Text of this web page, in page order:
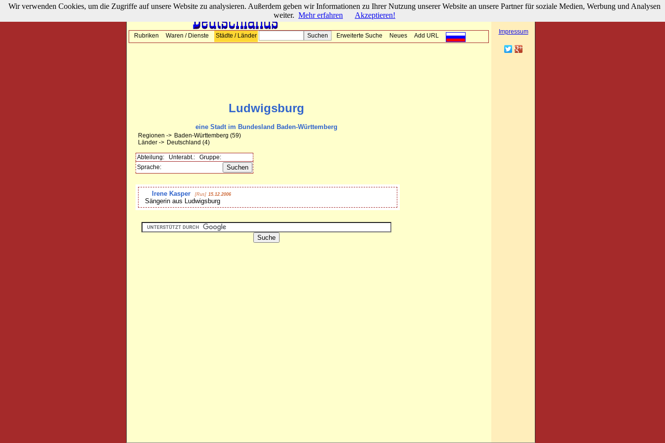
Rubriken Waren / Dienste Städte / Länder Erweiterte Suche Neues Add URL
Ludwigsburg
eine Stadt im Bundesland Baden-Württemberg
Regionen -> Baden-Württemberg (59)
Länder -> Deutschland (4)
Abteilung: Unterabt.:
Gruppe:
Sprache:
Irene Kasper [Rus] 15.12.2006
Sängerin aus Ludwigsburg
hier klicken
Impressum
Wir verwenden Cookies, um die Zugriffe auf unsere Website zu analysieren. Außerdem geben wir Informationen zu Ihrer Nutzung unserer Website an unsere Partner für soziale Medien, Werbung und Analysen
weiter. Mehr erfahren Akzeptieren!